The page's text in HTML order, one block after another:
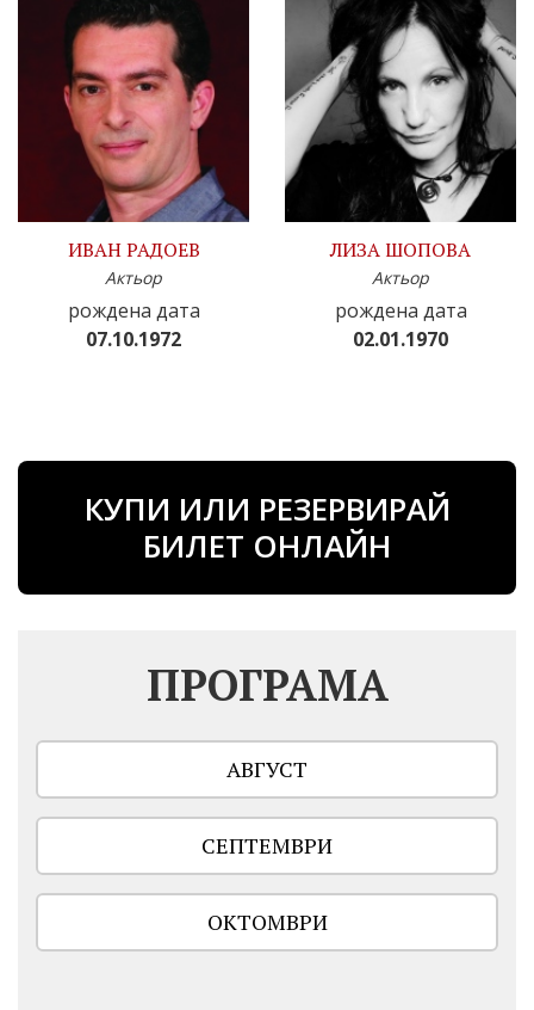
ИВАН РАДОЕВ
Актьор
рождена дата
07.10.1972
ЛИЗА ШОПОВА
Актьор
рождена дата
02.01.1970
КУПИ ИЛИ РЕЗЕРВИРАЙ
БИЛЕТ ОНЛАЙН
ПРОГРАМА
АВГУСТ
СЕПТЕМВРИ
ОКТОМВРИ